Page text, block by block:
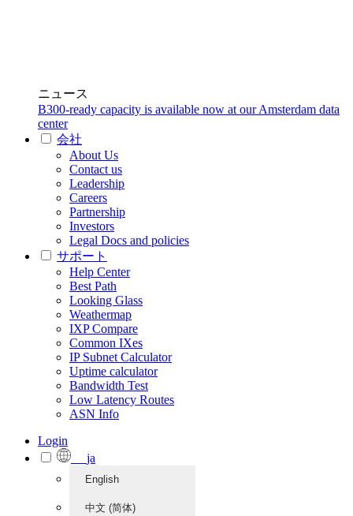
ニュース
B300-ready capacity is available now at our Amsterdam data
center
会社
About Us
Contact us
Leadership
Careers
Partnership
Investors
Legal Docs and policies
サポート
Help Center
Best Path
Looking Glass
Weathermap
IXP Compare
Common IXes
IP Subnet Calculator
Uptime calculator
Bandwidth Test
Low Latency Routes
ASN Info
Login
ja
English
中文 (简体)